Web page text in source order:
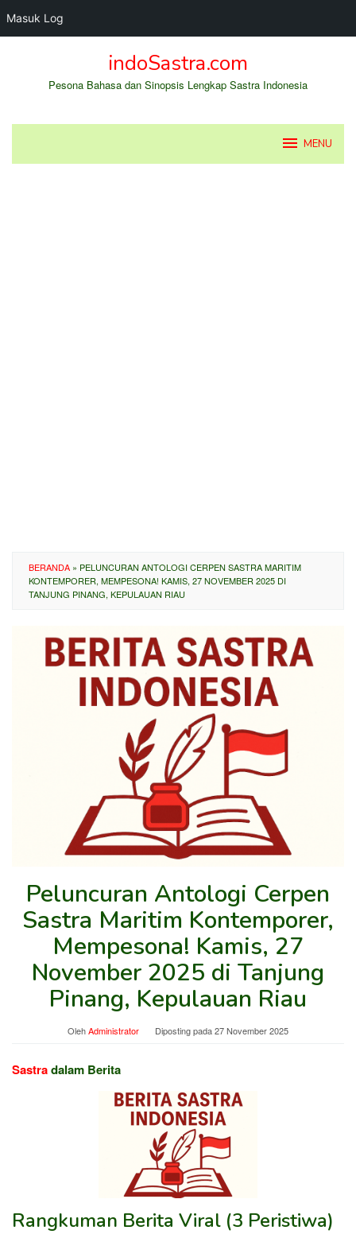
Masuk Log
indoSastra.com
Pesona Bahasa dan Sinopsis Lengkap Sastra Indonesia
MENU
BERANDA » PELUNCURAN ANTOLOGI CERPEN SASTRA MARITIM
KONTEMPORER, MEMPESONA! KAMIS, 27 NOVEMBER 2025 DI
TANJUNG PINANG, KEPULAUAN RIAU
Peluncuran Antologi Cerpen
Sastra Maritim Kontemporer,
Mempesona! Kamis, 27
November 2025 di Tanjung
Pinang, Kepulauan Riau
OlehAdministrator Diposting pada27 November 2025
Sastradalam Berita
Rangkuman Berita Viral (3 Peristiwa)